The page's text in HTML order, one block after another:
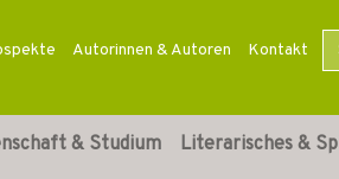
Autorinnen & Autoren Kontakt
& Studium Literarisches &